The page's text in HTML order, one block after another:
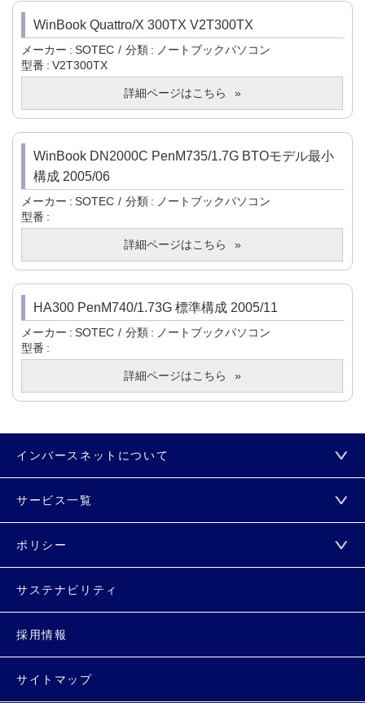
WinBook Quattro/X 300TX V2T300TX
メーカー SOTEC 分類
ノートブックパソコン
型番
V2T300TX
詳細ページはこちら
WinBook DN2000C PenM735/1.7G BTOモデル最小
構成 2005/06
メーカー SOTEC 分類
ノートブックパソコン
型番
詳細ページはこちら
HA300 PenM740/1.73G 標準構成 2005/11
メーカー SOTEC 分類
ノートブックパソコン
型番
詳細ページはこちら
インバースネットについて
サービス一覧
ポリシー
サステナビリティ
採用情報
サイトマップ